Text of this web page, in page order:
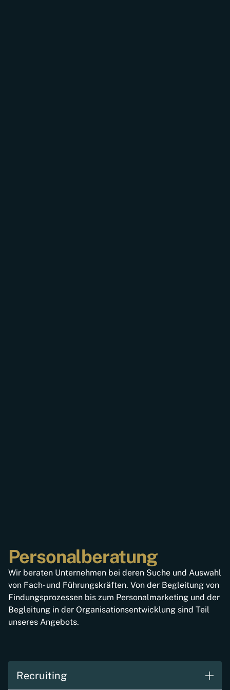
Personalberatung
Wir beraten Unternehmen bei deren Suche und Auswahl
von Fach- und Führungskräften. Von der Begleitung von
Findungsprozessen bis zum Personalmarketing und der
Begleitung in der Organisationsentwicklung sind Teil
unseres Angebots.
Recruiting